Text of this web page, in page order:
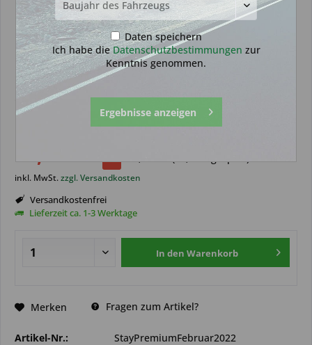
Schlüsseldienst Premium
Partnerschaft
59,49 € * 71,80 € * (17,14% gespart)
inkl. MwSt.zzgl. Versandkosten
Versandkostenfrei
Lieferzeit ca. 1-3 Werktage
In den Warenkorb
Merken Fragen zum Artikel?
Artikel-Nr.: StayPremiumFebruar2022
Daten speichern
Ich habe dieDatenschutzbestimmungen zur
Kenntnis genommen.
Ergebnisse anzeigen